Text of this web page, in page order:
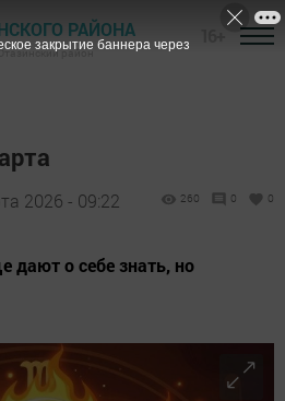
РАЙОНА
район
2026 - 09:22 260 0 0
дают о себе знать, но
закрытие баннера через